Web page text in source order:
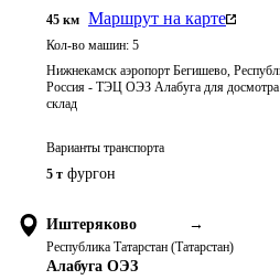
45 км Маршрут на карте
Кол-во машин: 5
Нижнекамск аэропорт Бегишево,
Россия - ТЭЦ ОЭЗ Алабуга для
склад
Варианты транспорта
5 т фургон
Иштеряково →
Республика Татарстан (Татарстан)
Алабуга ОЭЗ